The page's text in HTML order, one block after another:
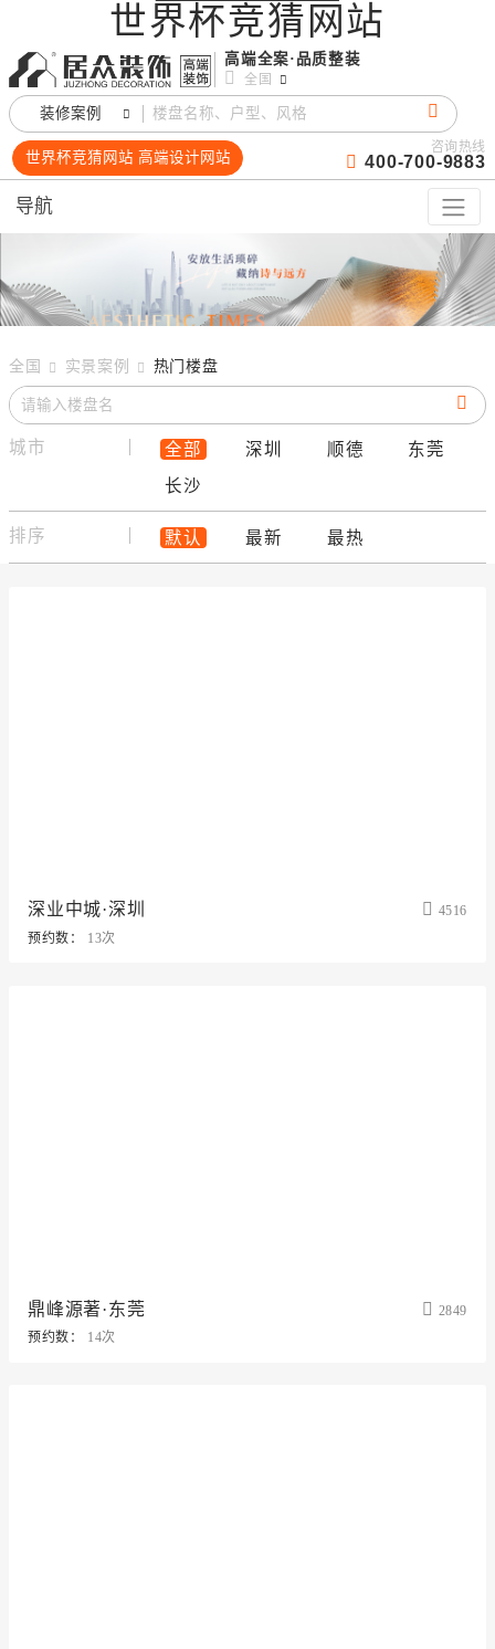
世界杯竞猜网站
高端全案·品质整装
全国
装修案例
世界杯竞猜网站 高端设计网站
咨询热线
400-700-9883
导航
全国 实景案例 热门楼盘
城市 全部 深圳 顺德
东莞
长沙
排序 默认 最新 最热
深业中城·深圳
4516
预约数：
13次
鼎峰源著·东莞
2849
预约数：
14次